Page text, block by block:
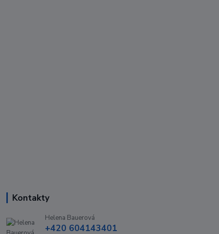
Kontakty
Helena Bauerová
+420 604143401